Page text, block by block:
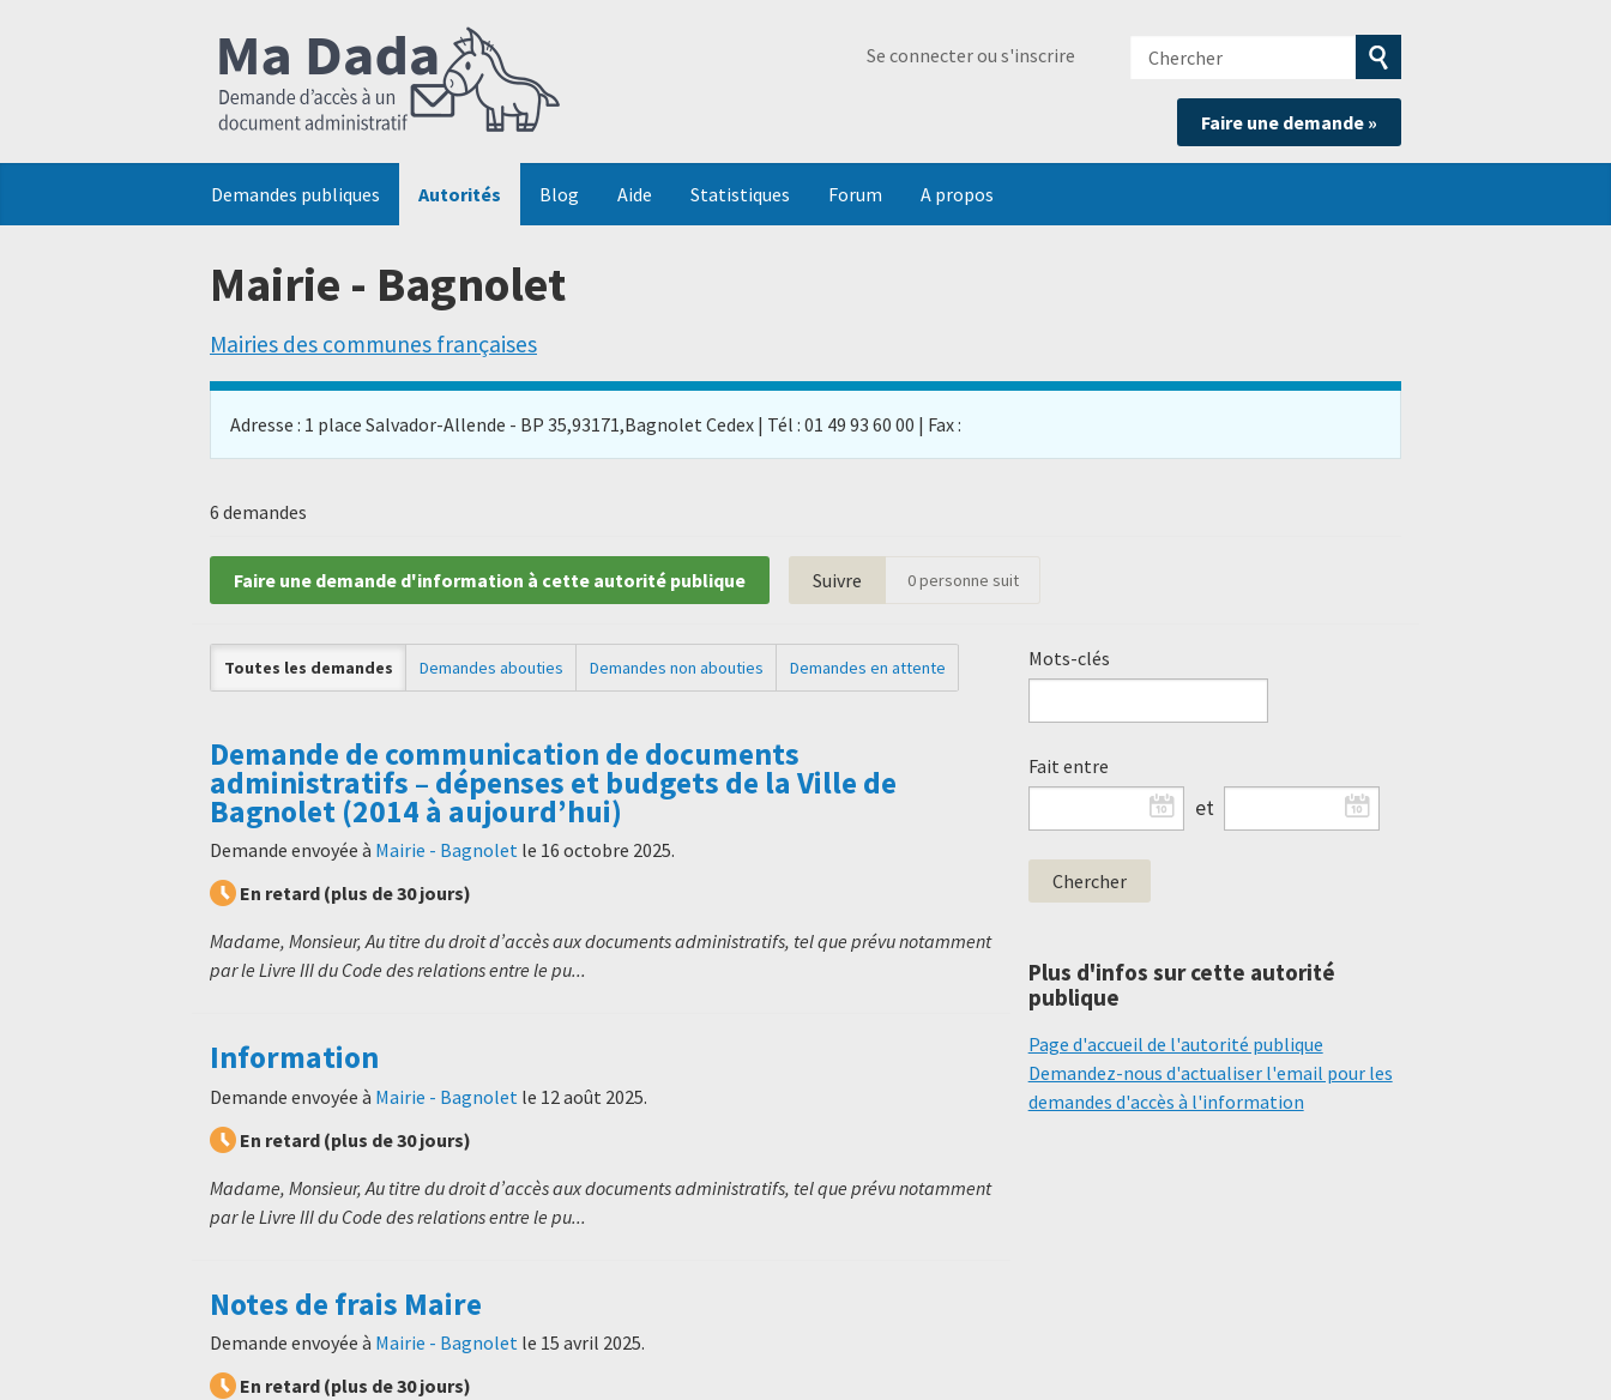
Se connecter ou s'inscrire
Chercher
Soumettre
la
recherche
Faire une demande »
Demandes publiques Autorités Blog Aide Statistiques Forum A propos
Mairie - Bagnolet
Mairies des communes françaises
Adresse : 1 place Salvador-Allende - BP 35,93171,Bagnolet Cedex | Tél : 01 49 93 60 00 | Fax :
6 demandes
Faire une demande d'information à cette autorité publique Suivre 0personne suit
Toutes les demandes Demandes abouties Demandes non abouties Demandes en attente
Demande de communication de documents
administratifs – dépenses et budgets de la Ville de
Bagnolet (2014 à aujourd’hui)
Demande envoyée à Mairie - Bagnolet le 16 octobre 2025.
En retard (plus de 30 jours)
Madame, Monsieur, Au titre du droit d’accès aux documents administratifs, tel que prévu notamment
par le Livre III du Code des relations entre le pu...
Information
Demande envoyée à Mairie - Bagnolet le 12 août 2025.
En retard (plus de 30 jours)
Madame, Monsieur, Au titre du droit d’accès aux documents administratifs, tel que prévu notamment
par le Livre III du Code des relations entre le pu...
Notes de frais Maire
Demande envoyée à Mairie - Bagnolet le 15 avril 2025.
En retard (plus de 30 jours)
Mots-clés
Fait entre
et
Plus d'infos sur cette autorité
publique
Page d'accueil de l'autorité publique
Demandez-nous d'actualiser l'email pour les
demandes d'accès à l'information